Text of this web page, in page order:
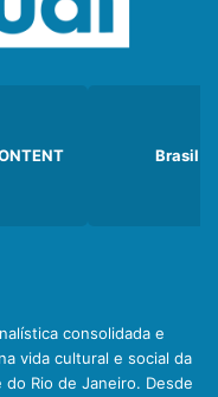
Brasil
consolidada e
vida cultural e social da
Rio de Janeiro. Desde